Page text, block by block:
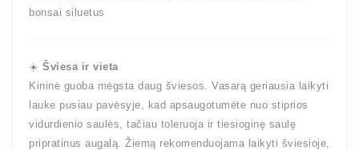
bonsai siluetus
☀️ Šviesa ir vieta
Kininė guoba mėgsta daug šviesos. Vasarą geriausia laikyti
lauke pusiau pavėsyje, kad apsaugotumėte nuo stiprios
vidurdienio saulės, tačiau toleruoja ir tiesioginę saulę
pripratinus augalą. Žiemą rekomenduojama laikyti šviesioje,